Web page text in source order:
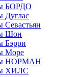
БОРДО
Дуглас
Севастьян
Шон
Бэрри
Море
НОРМАН
ХИЛС